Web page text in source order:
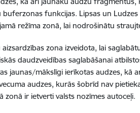
buferzonas funkcijas. Lipsas un
režīma zonā, lai nodrošinātu
aizsardzības zona izveidota, lai
daudzveidības saglabāšanai
jaunas/mākslīgi ierīkotas audzes, kā
audzes, kurās šobrīd nav
zonā ir ietverti valsts nozīmes autoceļi.